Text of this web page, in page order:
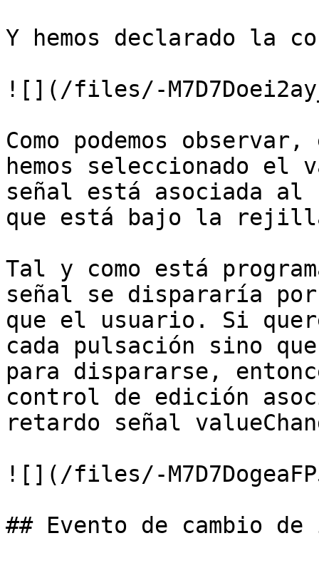
Y hemos declarado la
![](/files/-
Como podemos
hemos seleccionado el
señal está asociada
que está bajo la
Tal y como está
señal se dispararía
que el usuario. Si
cada pulsación sino
para dispararse,
control de edición
retardo señal
![](/files/-
## Evento de cambio